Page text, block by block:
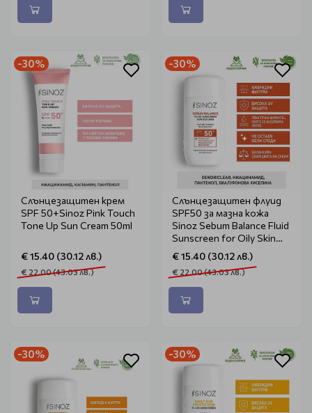
-30%
Слънцезащитен крем
SPF 50+Sinoz Pink Touch
Tone Up Sun Cream 50ml
€ 15.40 (30.12 лв.)
€ 22.00 (43.03 лв.)
-30%
Слънцезащитен флуид
SPF50 за мазна кожа
Sinoz Sebum Balance Fluid
Sunscreen for Oily Skin
50ml
€ 15.40 (30.12 лв.)
€ 22.00 (43.03 лв.)
-30% -30%